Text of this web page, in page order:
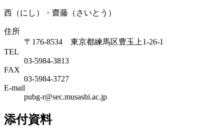
西（にし）・齋藤（さいとう）
住所
〒176-8534 東京都練馬区豊玉上1-26-1
TEL
03-5984-3813
FAX
03-5984-3727
E-mail
pubg-r@sec.musashi.ac.jp
添付資料